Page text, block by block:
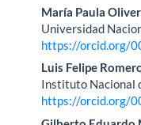
principal
del
artículo
María Paula
Universidad
https://orcid.org/
Luis Felipe
Instituto Nacional
https://orcid.org/